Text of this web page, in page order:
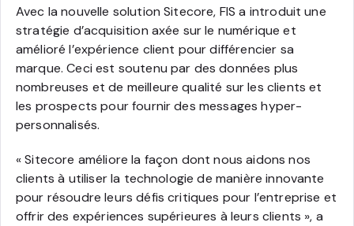
Avec la nouvelle solution Sitecore, FIS a introduit une
stratégie d’acquisition axée sur le numérique et
amélioré l’expérience client pour différencier sa
marque. Ceci est soutenu par des données plus
nombreuses et de meilleure qualité sur les clients et
les prospects pour fournir des messages hyper-
personnalisés.
« Sitecore améliore la façon dont nous aidons nos
clients à utiliser la technologie de manière innovante
pour résoudre leurs défis critiques pour l’entreprise et
offrir des expériences supérieures à leurs clients », a